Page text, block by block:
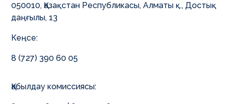
050010, Қазақстан Республикасы, Алматы қ., Достық
даңғылы, 13
Кеңсе:
8 (727) 390 60 05
Қабылдау комиссиясы: